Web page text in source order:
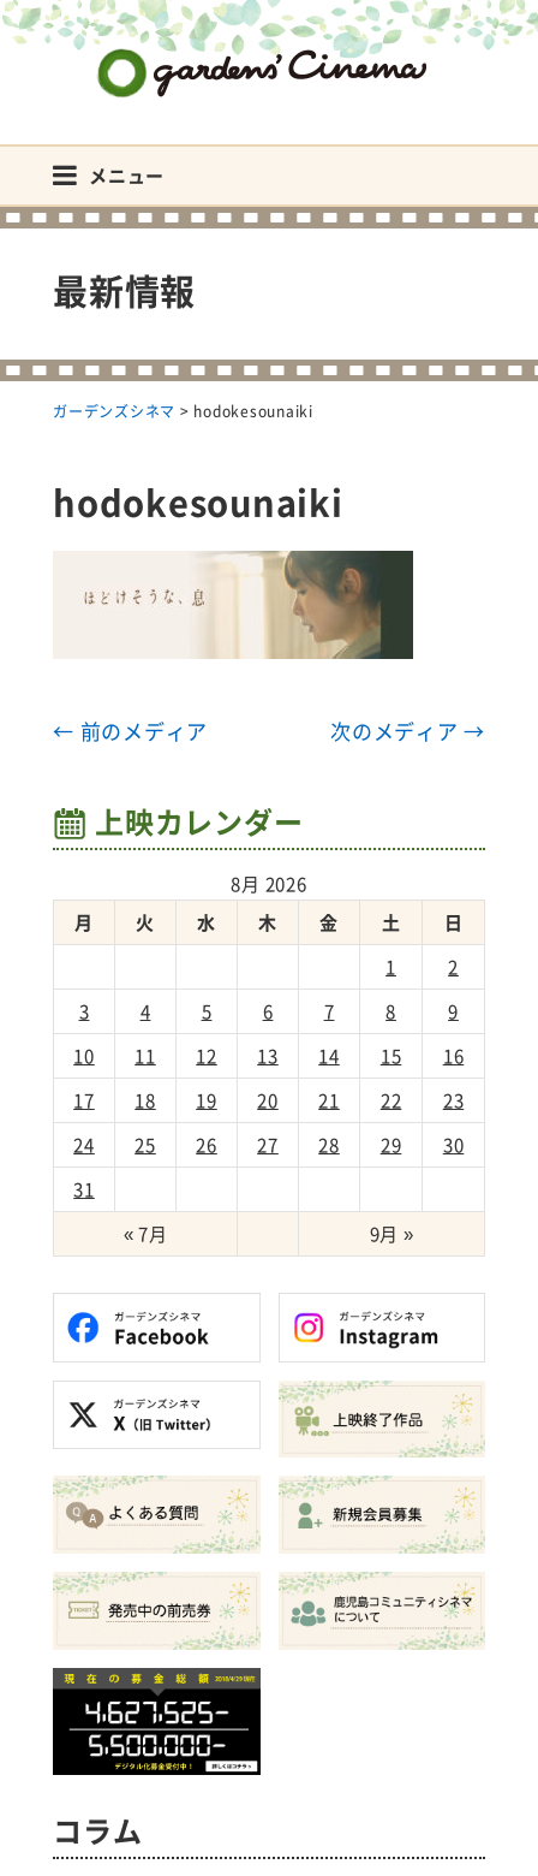
メニュー
最新情報
ガーデンズシネマ > hodokesounaiki
hodokesounaiki
← 前のメディア 次のメディア →
上映カレンダー
8月 2026
月
火 水 木 金 土
日
1
2
3
4 5 6 7 8
9
10
11 12 13 14 15
16
17
18 19 20 21 22
23
24
25 26 27 28 29
30
31
« 7月
9月 »
コラム